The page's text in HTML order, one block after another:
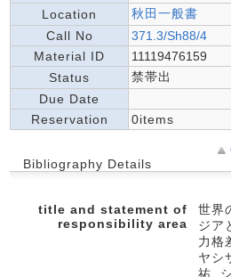
Location
秋田一般書
Call No
371.3/Sh88/4
Material ID
11119476159
Status
禁帯出
Due Date
Reservation
0items
Bibliography Details
title and statement of
responsibility area
世界
ジア
力格
ヤシ
祐,